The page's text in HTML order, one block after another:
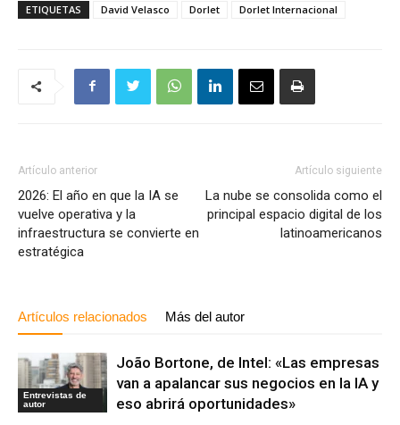
ETIQUETAS
David Velasco Dorlet Dorlet Internacional
Artículo anterior
2026: El año en que la IA se
vuelve operativa y la
infraestructura se convierte en
estratégica
Artículo siguiente
La nube se consolida como el
principal espacio digital de los
latinoamericanos
Artículos relacionados Más del autor
Entrevistas de
autor
João Bortone, de Intel: «Las empresas
van a apalancar sus negocios en la IA y
eso abrirá oportunidades»